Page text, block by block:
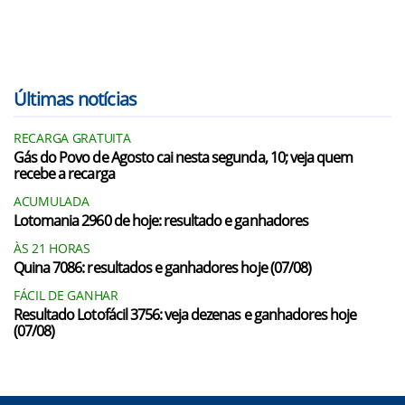
Últimas notícias
RECARGA GRATUITA
Gás do Povo de Agosto cai nesta segunda, 10; veja quem
recebe a recarga
ACUMULADA
Lotomania 2960 de hoje: resultado e ganhadores
ÀS 21 HORAS
Quina 7086: resultados e ganhadores hoje (07/08)
FÁCIL DE GANHAR
Resultado Lotofácil 3756: veja dezenas e ganhadores hoje
(07/08)